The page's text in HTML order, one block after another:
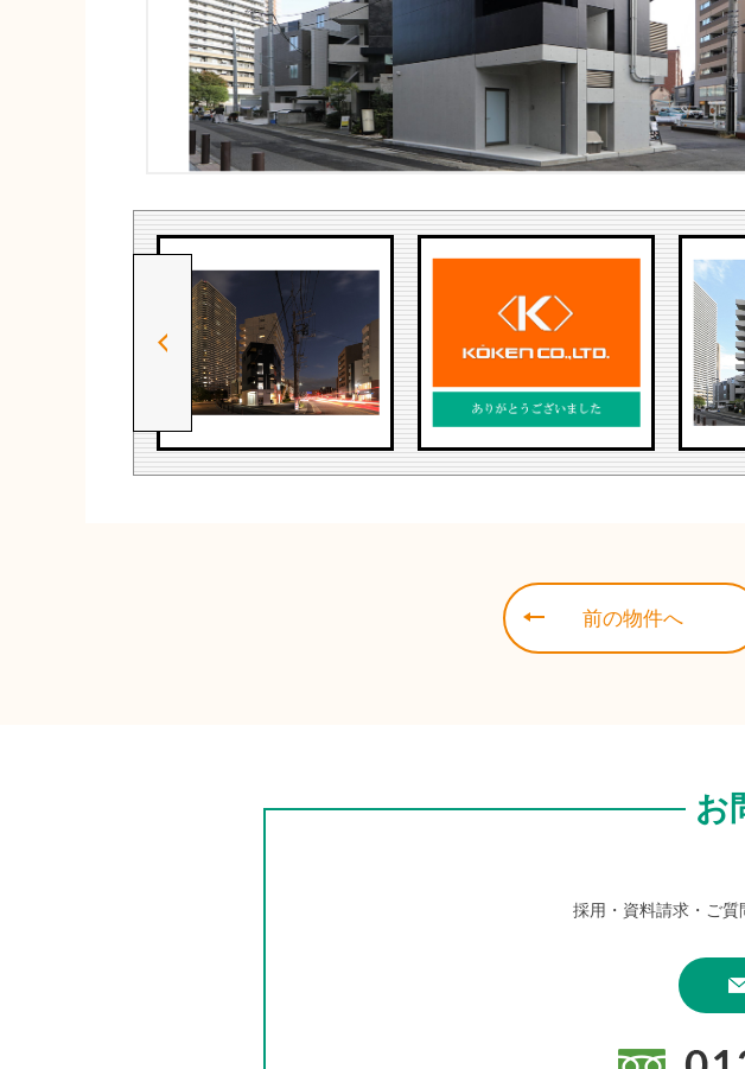
前の物件へ
お
採用・資料請求・ご